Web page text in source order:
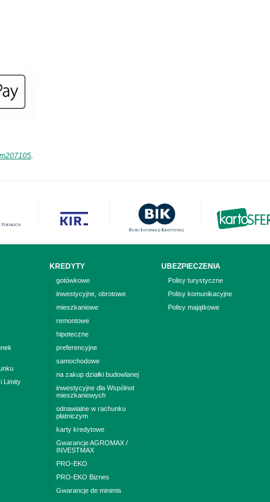
.
Limity
KREDYTY
gotówkowe
inwestycyjne, obrotowe
mieszkaniowe
remontowe
hipoteczne
preferencyjne
samochodowe
na zakup działki budowlanej
inwestycyjne dla Wspólnot
mieszkaniowych
odnawialne w rachunku
płatniczym
karty kredytowe
Gwarancje AGROMAX /
INVESTMAX
PRO-EKO
PRO-EKO Biznes
Gwarancje de minimis
UBEZPIECZENIA
Polisy turystyczne
Polisy komunikacyjne
Polisy majątkowe